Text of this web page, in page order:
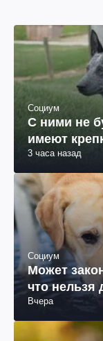
Социум
С ними не
имеют
3 часа назад
Социум
Может
что нельзя
Вчера